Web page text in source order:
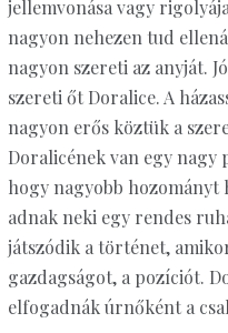
jellemvonása vagy
nagyon nehezen tud
nagyon szereti az anyját.
szereti őt Doralice. A
nagyon erős köztük a
Doralicének van egy nagy
hogy nagyobb hozományt
adnak neki egy rendes
játszódik a történet,
gazdagságot, a pozíciót.
elfogadnák úrnőként a